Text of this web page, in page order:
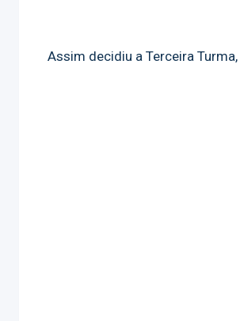
Assim decidiu a Terceira